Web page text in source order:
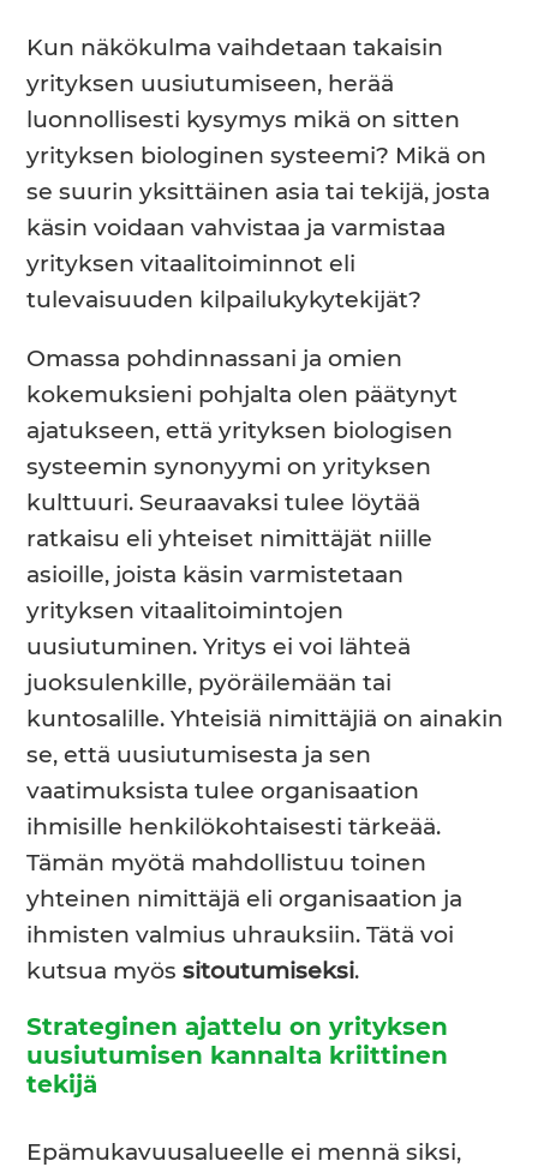
Kun näkökulma vaihdetaan takaisin
yrityksen uusiutumiseen, herää
luonnollisesti kysymys mikä on sitten
yrityksen biologinen systeemi? Mikä on
se suurin yksittäinen asia tai tekijä, josta
käsin voidaan vahvistaa ja varmistaa
yrityksen vitaalitoiminnot eli
tulevaisuuden kilpailukykytekijät?
Omassa pohdinnassani ja omien
kokemuksieni pohjalta olen päätynyt
ajatukseen, että yrityksen biologisen
systeemin synonyymi on yrityksen
kulttuuri. Seuraavaksi tulee löytää
ratkaisu eli yhteiset nimittäjät niille
asioille, joista käsin varmistetaan
yrityksen vitaalitoimintojen
uusiutuminen. Yritys ei voi lähteä
juoksulenkille, pyöräilemään tai
kuntosalille. Yhteisiä nimittäjiä on ainakin
se, että uusiutumisesta ja sen
vaatimuksista tulee organisaation
ihmisille henkilökohtaisesti tärkeää.
Tämän myötä mahdollistuu toinen
yhteinen nimittäjä eli organisaation ja
ihmisten valmius uhrauksiin. Tätä voi
kutsua myössitoutumiseksi.
Strateginen ajattelu on yrityksen
uusiutumisen kannalta kriittinen
tekijä
Epämukavuusalueelle ei mennä siksi,